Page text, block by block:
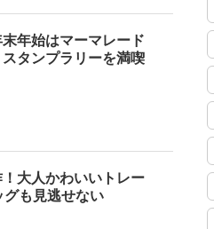
年始はマーマレード
タンプラリーを満喫
大人かわいいトレー
も見逃せない